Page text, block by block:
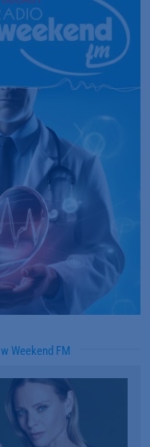
w Weekend FM